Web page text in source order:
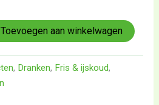
Toevoegen aan winkelwagen
, Dranken, Fris & ijskoud,